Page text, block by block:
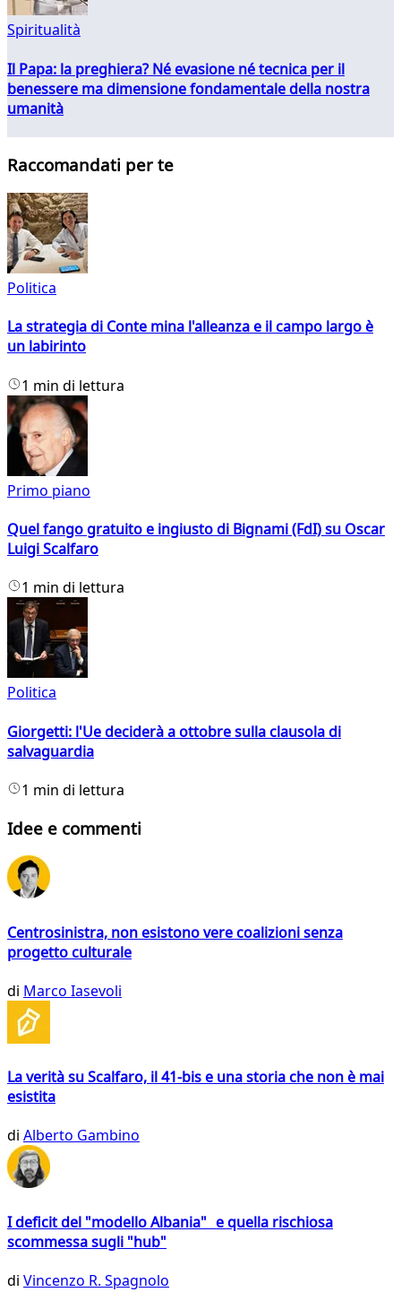
Spiritualità
Il Papa: la preghiera? Né evasione né tecnica per il
benessere ma dimensione fondamentale della nostra
umanità
Raccomandati per te
Politica
La strategia di Conte mina l'alleanza e il campo largo è
un labirinto
1 min di lettura
Primo piano
Quel fango gratuito e ingiusto di Bignami (FdI) su Oscar
Luigi Scalfaro
1 min di lettura
Politica
Giorgetti: l'Ue deciderà a ottobre sulla clausola di
salvaguardia
1 min di lettura
Idee e commenti
Centrosinistra, non esistono vere coalizioni senza
progetto culturale
di Marco Iasevoli
La verità su Scalfaro, il 41-bis e una storia che non è mai
esistita
di Alberto Gambino
I deficit del "modello Albania" e quella rischiosa
scommessa sugli "hub"
di Vincenzo R. Spagnolo